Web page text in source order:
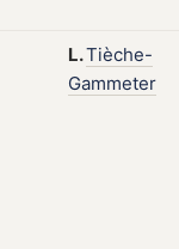
L.Tièche-
Gammeter